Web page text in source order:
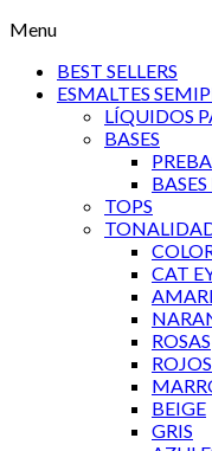
Menu
BEST SELLERS
ESMALTES
LÍQUIDOS
BASES
TOPS
CAT
ROSAS
BEIGE
GRIS